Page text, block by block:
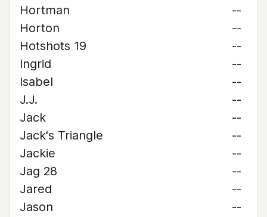
Hortman
--
Horton
--
Hotshots 19
--
Ingrid
--
Isabel
--
J.J.
--
Jack
--
Jack's Triangle
--
Jackie
--
Jag 28
--
Jared
--
Jason
--